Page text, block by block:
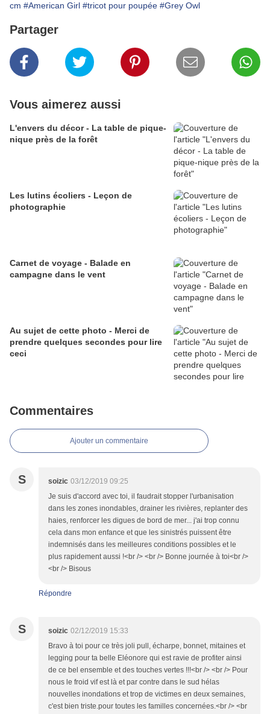
cm #American Girl #tricot pour poupée #Grey Owl
Partager
Vous aimerez aussi
L'envers du décor - La table de pique-
nique près de la forêt
Les lutins écoliers - Leçon de
photographie
Carnet de voyage - Balade en
campagne dans le vent
Au sujet de cette photo - Merci de
prendre quelques secondes pour lire
ceci
Commentaires
Ajouter un commentaire
S soizic 03/12/2019 09:25
Je suis d'accord avec toi, il faudrait stopper l'urbanisation
dans les zones inondables, drainer les rivières, replanter des
haies, renforcer les digues de bord de mer... j'ai trop connu
cela dans mon enfance et que les sinistrés puissent être
indemnisés dans les meilleures conditions possibles et le
plus rapidement aussi !<br /> <br /> Bonne journée à toi<br />
<br /> Bisous
Répondre
S soizic 02/12/2019 15:33
Bravo à toi pour ce très joli pull, écharpe, bonnet, mitaines et
legging pour ta belle Eléonore qui est ravie de profiter ainsi
de ce bel ensemble et des touches vertes !!!<br /> <br /> Pour
nous le froid vif est là et par contre dans le sud hélas
nouvelles inondations et trop de victimes en deux semaines,
c'est bien triste.pour toutes les familles concernées.<br /> <br